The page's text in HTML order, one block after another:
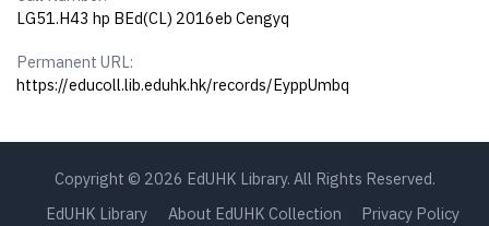
LG51.H43 hp BEd(CL) 2016eb Cengyq
Permanent URL:
https://educoll.lib.eduhk.hk/records/EyppUmbq
Copyright © 2026 EdUHK Library. All Rights Reserved.
EdUHK Library
About EdUHK Collection Privacy Policy